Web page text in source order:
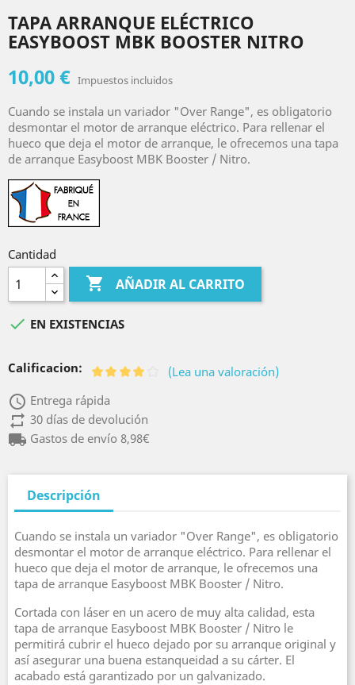
TAPA ARRANQUE ELÉCTRICO
EASYBOOST MBK BOOSTER NITRO
10,00 € Impuestos incluidos
Cuando se instala un variador "Over Range", es obligatorio
desmontar el motor de arranque eléctrico. Para rellenar el
hueco que deja el motor de arranque, le ofrecemos una tapa
de arranque Easyboost MBK Booster / Nitro.
Cantidad
 AÑADIR AL CARRITO
 EN EXISTENCIAS
Calificacion: (Lea una valoración)
access_time Entrega rápida
repeat30 días de devolución
local_shippingGastos de envío 8,98€
Descripción
Cuando se instala un variador "Over Range", es obligatorio
desmontar el motor de arranque eléctrico. Para rellenar el
hueco que deja el motor de arranque, le ofrecemos una
tapa de arranque Easyboost MBK Booster / Nitro.
Cortada con láser en un acero de muy alta calidad, esta
tapa de arranque Easyboost MBK Booster / Nitro le
permitirá cubrir el hueco dejado por su arranque original y
así asegurar una buena estanqueidad a su cárter. El
acabado está garantizado por un galvanizado.